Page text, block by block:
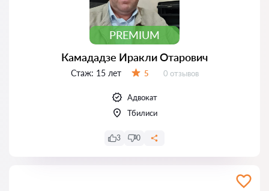
PREMIUM
Камададзе Иракли Отарович
Стаж: 15 лет 5 Отзывов:
0 отзывов
Адвокат
Тбилиси
3 0